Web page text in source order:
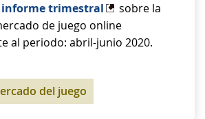
informe trimestral
sobre la
de juego online
al periodo: abril-junio 2020.
del juego